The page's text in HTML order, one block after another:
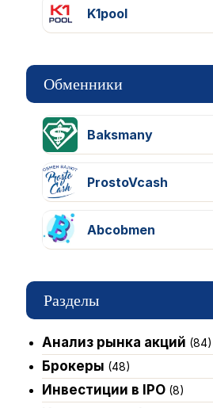
K1pool
Обменники
Baksmany
ProstoVcash
Abcobmen
Разделы
Анализ рынка акций (84)
Брокеры (48)
Инвестиции в IPO(8)